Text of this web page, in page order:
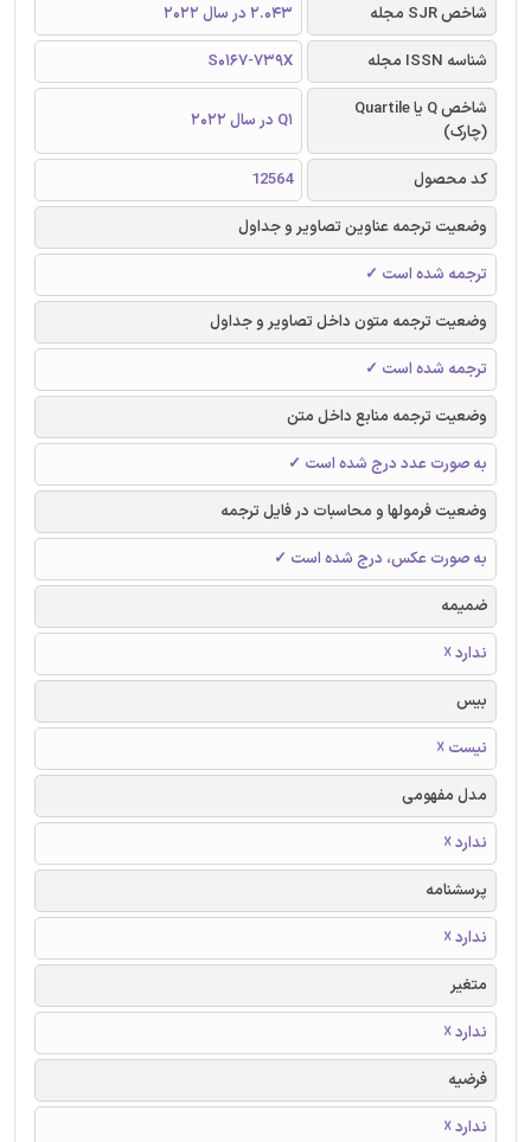
شاخص SJR مجله
2.043 در سال 2022
شناسه ISSN مجله
S0167-739X
شاخص Q یا Quartile
(چارک)
Q1 در سال 2022
کد محصول
12564
وضعیت ترجمه عناوین تصاویر و جداول
ترجمه شده است ✓
وضعیت ترجمه متون داخل تصاویر و جداول
ترجمه شده است ✓
وضعیت ترجمه منابع داخل متن
به صورت عدد درج شده است ✓
وضعیت فرمولها و محاسبات در فایل ترجمه
به صورت عکس، درج شده است ✓
ضمیمه
ندارد ☓
بیس
نیست ☓
مدل مفهومی
ندارد ☓
پرسشنامه
ندارد ☓
متغیر
ندارد ☓
فرضیه
ندارد ☓